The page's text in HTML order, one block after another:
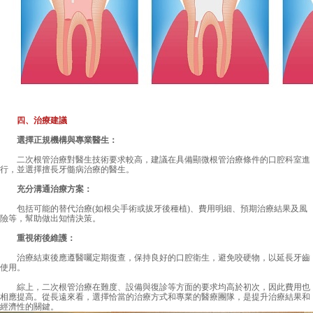
四、治療建議
選擇正規機構與專業醫生：
二次根管治療對醫生技術要求較高，建議在具備顯微根管治療條件的口腔科室進
行，並選擇擅長牙髓病治療的醫生。
充分溝通治療方案：
包括可能的替代治療(如根尖手術或拔牙後種植)、費用明細、預期治療結果及風
險等，幫助做出知情決策。
重視術後維護：
治療結束後應遵醫囑定期復查，保持良好的口腔衛生，避免咬硬物，以延長牙齒
使用。
綜上，二次根管治療在難度、設備與復診等方面的要求均高於初次，因此費用也
相應提高。從長遠來看，選擇恰當的治療方式和專業的醫療團隊，是提升治療結果和
經濟性的關鍵。